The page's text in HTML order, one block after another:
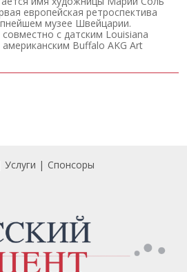
европейская ретроспектива
музее Швейцарии.
с датским Louisiana
Buffalo AKG Art
Услуги Спонсоры